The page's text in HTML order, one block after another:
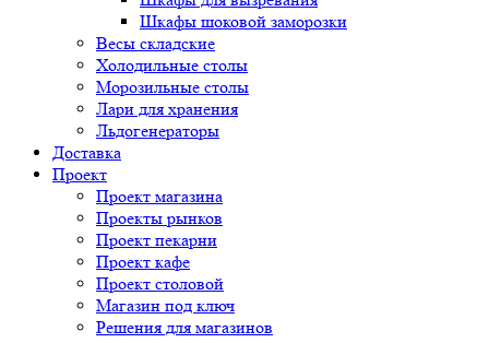
Шкафы шоковой заморозки
Весы складские
Холодильные столы
Морозильные столы
Лари для хранения
Льдогенераторы
Доставка
Проект
Проект магазина
Проекты рынков
Проект пекарни
Проект кафе
Проект столовой
Магазин под ключ
Решения для магазинов